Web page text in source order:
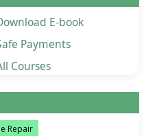
E-book
Payments
Courses
Repair